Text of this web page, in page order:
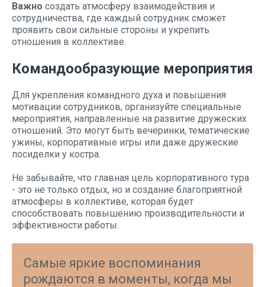
Важно создать атмосферу взаимодействия и
сотрудничества, где каждый сотрудник сможет
проявить свои сильные стороны и укрепить
отношения в коллективе.
Командообразующие мероприятия
Для укрепления командного духа и повышения
мотивации сотрудников, организуйте специальные
мероприятия, направленные на развитие дружеских
отношений. Это могут быть вечеринки, тематические
ужины, корпоративные игры или даже дружеские
посиделки у костра.
Не забывайте, что главная цель корпоративного тура
- это не только отдых, но и создание благоприятной
атмосферы в коллективе, которая будет
способствовать повышению производительности и
эффективности работы.
Самые яркие воспоминания
рождаются в моменты, когда мы